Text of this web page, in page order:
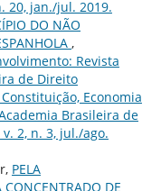
20, jan./jul. 2019.
DO NÃO
,
Revista
de Direito
Economia
Brasileira de
2, n. 3, jul./ago.
PELA
CONCENTRADO DE